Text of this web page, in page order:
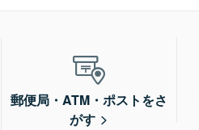
郵便局・ATM・ポストをさ
がす